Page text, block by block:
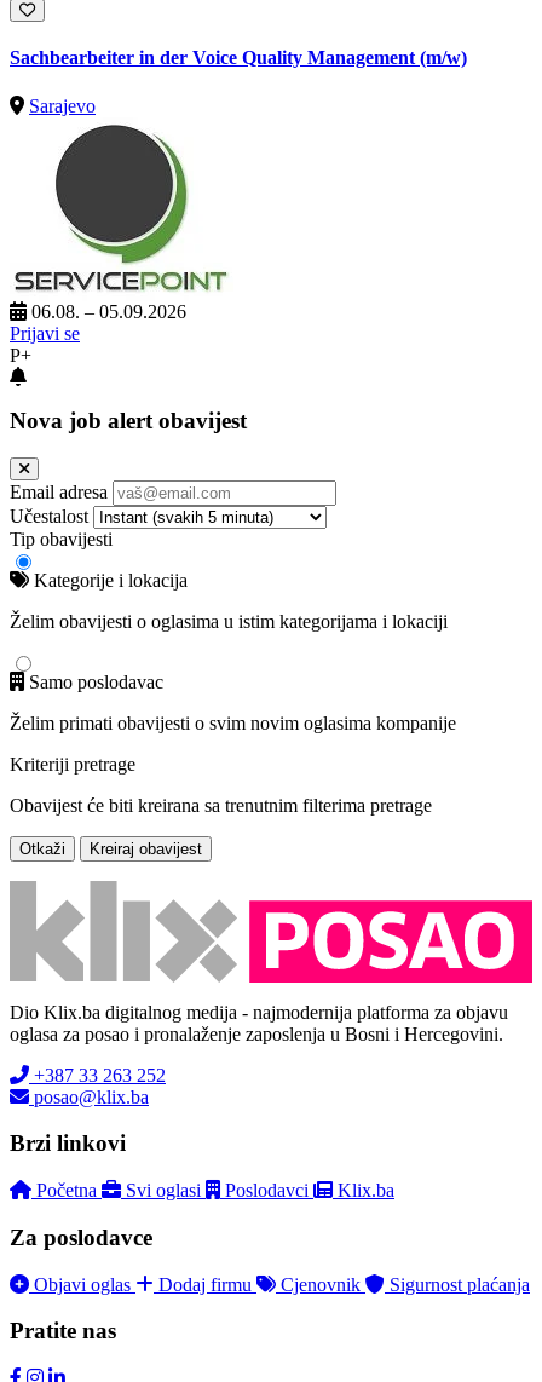
Sachbearbeiter in der Voice Quality Management (m/w)
Sarajevo
06.08. – 05.09.2026
Prijavi se
P+
Nova job alert obavijest
Email adresa
Učestalost
Tip obavijesti
Kategorije i lokacija
Želim obavijesti o oglasima u istim kategorijama i lokaciji
Samo poslodavac
Želim primati obavijesti o svim novim oglasima kompanije
Kriteriji pretrage
Obavijest će biti kreirana sa trenutnim filterima pretrage
Otkaži Kreiraj obavijest
Dio Klix.ba digitalnog medija - najmodernija platforma za objavu
oglasa za posao i pronalaženje zaposlenja u Bosni i Hercegovini.
+387 33 263 252
posao@klix.ba
Brzi linkovi
Početna Svi oglasi Poslodavci Klix.ba
Za poslodavce
Objavi oglas Dodaj firmu Cjenovnik Sigurnost plaćanja
Pratite nas